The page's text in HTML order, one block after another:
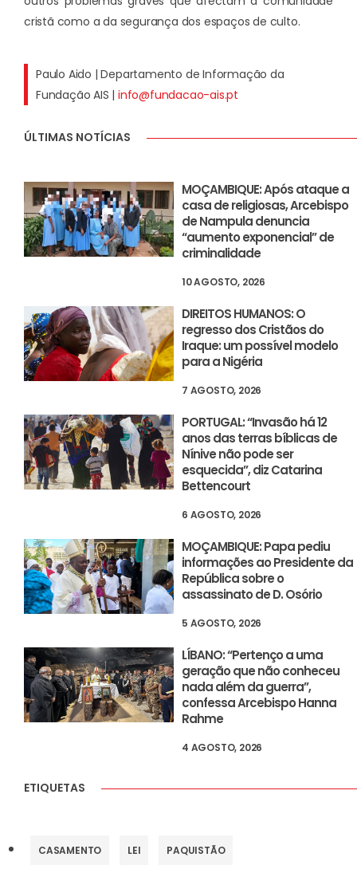
cristã como a da segurança dos espaços de culto.
Paulo Aido | Departamento de Informação da
Fundação AIS |info@fundacao-ais.pt
ÚLTIMAS NOTÍCIAS
MOÇAMBIQUE: Após ataque a
casa de religiosas, Arcebispo
de Nampula denuncia
“aumento exponencial” de
criminalidade
10 AGOSTO, 2026
DIREITOS HUMANOS: O
regresso dos Cristãos do
Iraque: um possível modelo
para a Nigéria
7 AGOSTO, 2026
PORTUGAL: “Invasão há 12
anos das terras bíblicas de
Nínive não pode ser
esquecida”, diz Catarina
Bettencourt
6 AGOSTO, 2026
MOÇAMBIQUE: Papa pediu
informações ao Presidente da
República sobre o
assassinato de D. Osório
5 AGOSTO, 2026
LÍBANO: “Pertenço a uma
geração que não conheceu
nada além da guerra”,
confessa Arcebispo Hanna
Rahme
4 AGOSTO, 2026
ETIQUETAS
CASAMENTO LEI PAQUISTÃO